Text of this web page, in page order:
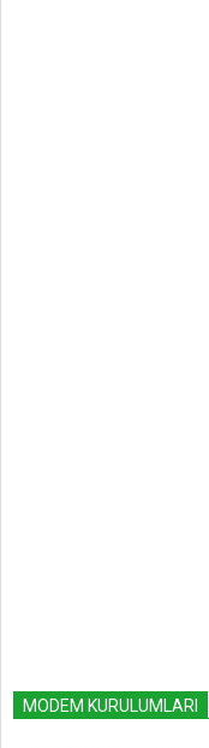
MODEM KURULUMLARI